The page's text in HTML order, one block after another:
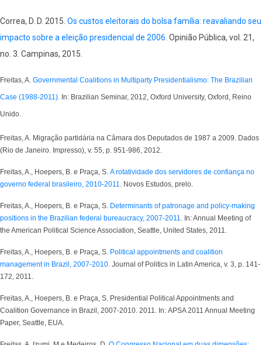
Correa, D. D. 2015. Os custos eleitorais do bolsa família: reavaliando seu
impacto sobre a eleição presidencial de 2006 . Opinião Pública, vol. 21,
no. 3. Campinas, 2015.
Freitas, A. Governmental Coalitions in Multiparty Presidentialismo: The Brazilian
Case (1988-2011). In: Brazilian Seminar, 2012, Oxford University, Oxford, Reino
Unido.
Freitas, A. Migração partidária na Câmara dos Deputados de 1987 a 2009. Dados
(Rio de Janeiro. Impresso), v. 55, p. 951-986, 2012.
Freitas, A., Hoepers, B. e Praça, S. A rotatividade dos servidores de confiança no
governo federal brasileiro, 2010-2011
. Novos Estudos, prelo.
Freitas, A., Hoepers, B. e Praça, S Determinants of patronage and policy-making
positions in the Brazilian federal bureaucracy, 2007-2011.
In: Annual Meeting of
the American Political Science Association, Seattle, United States, 2011.
Freitas, A., Hoepers, B. e Praça, S Political appointments and coalition
management in Brazil, 2007-2010. Journal of Politics in Latin America, v. 3, p. 141-
172, 2011.
Freitas, A., Hoepers, B. e Praça, S. Presidential Political Appointments and
Coalition Governance in Brazil, 2007-2010. 2011. In: APSA 2011 Annual Meeting
Paper, Seattle, EUA.